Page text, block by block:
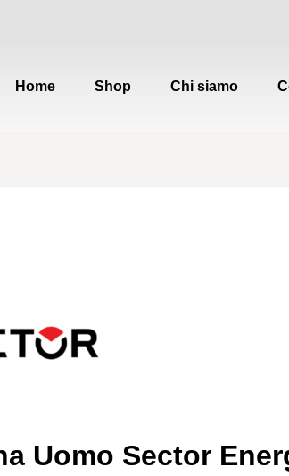
Home Shop Chi siamo
Uomo Sector